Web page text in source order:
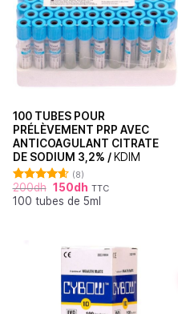
100 TUBES POUR
PRÉLÈVEMENT PRP AVEC
ANTICOAGULANT CITRATE
DE SODIUM 3,2% / KDIM
Note4.63
sur 5
(8)
200dh 150dh TTC
100 tubes de 5ml